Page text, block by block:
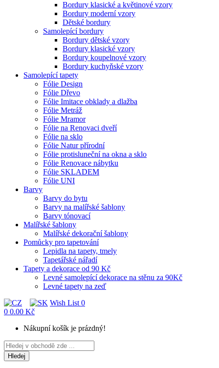
Bordury klasické a květinové vzory
Bordury moderní vzory
Dětské bordury
Samolepící bordury
Bordury dětské vzory
Bordury klasické vzory
Bordury koupelnové vzory
Bordury kuchyňské vzory
Samolepící tapety
Fólie Design
Fólie Dřevo
Fólie Imitace obklady a dlažba
Fólie Metráž
Fólie Mramor
Fólie na Renovaci dveří
Fólie na sklo
Fólie Natur přírodní
Fólie protisluneční na okna a sklo
Fólie Renovace nábytku
Fólie SKLADEM
Fólie UNI
Barvy
Barvy do bytu
Barvy na malířské šablony
Barvy tónovací
Malířské šablony
Malířské dekorační šablony
Pomůcky pro tapetování
Lepidla na tapety, tmely
Tapetářské nářadí
Tapety a dekorace od 90 Kč
Levné samolepící dekorace na stěnu za 90Kč
Levné tapety na zeď
Wish List 0
0 0.00 Kč
Nákupní košík je prázdný!
Hledej